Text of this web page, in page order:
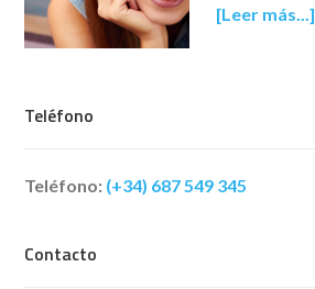
[Leer más...]
Teléfono
Teléfono: (+34) 687 549 345
Contacto